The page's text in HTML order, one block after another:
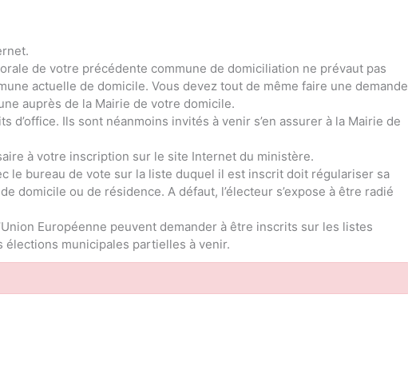
de votre précédente commune de domiciliation ne prévaut pas
actuelle de domicile. Vous devez tout de même faire une demande
auprès de la Mairie de votre domicile.
Ils sont néanmoins invités à venir s’en assurer à la Mairie de
à votre inscription sur le site Internet du ministère.
le bureau de vote sur la liste duquel il est inscrit doit régulariser sa
domicile ou de résidence. A défaut, l’électeur s’expose à être radié
Européenne peuvent demander à être inscrits sur les listes
élections municipales partielles à venir.